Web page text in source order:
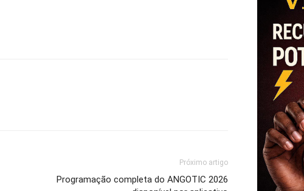
Próximo artigo
Programação completa do ANGOTIC 2026